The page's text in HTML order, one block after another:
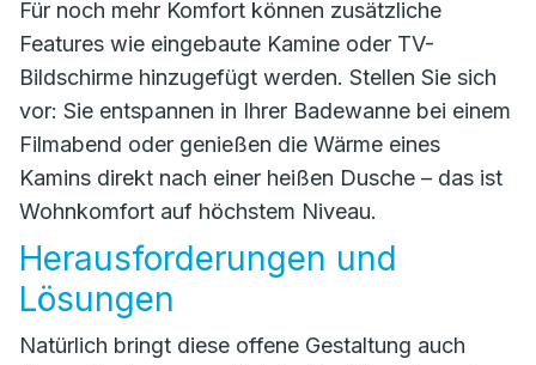
Für noch mehr Komfort können zusätzliche
Features wie eingebaute Kamine oder TV-
Bildschirme hinzugefügt werden. Stellen Sie sich
vor: Sie entspannen in Ihrer Badewanne bei einem
Filmabend oder genießen die Wärme eines
Kamins direkt nach einer heißen Dusche – das ist
Wohnkomfort auf höchstem Niveau.
Herausforderungen und
Lösungen
Natürlich bringt diese offene Gestaltung auch